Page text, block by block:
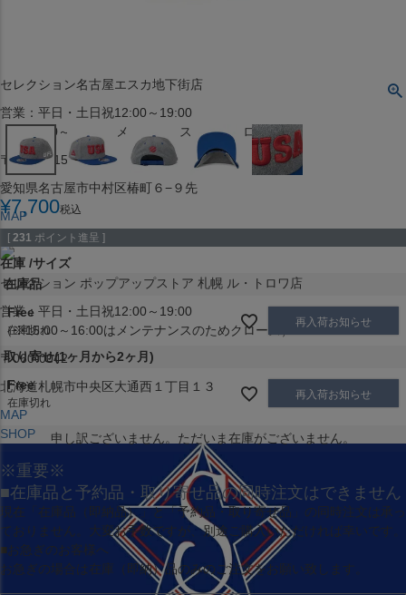
セレクション名古屋エスカ地下街店
営業：平日・土日祝12:00～19:00
（※15:00～16:00はメンテナンスのためクローズ）
〒453-0015
愛知県名古屋市中村区椿町６−９先
MAP
SHOP
セレクション ポップアップストア 札幌 ル・トロワ店
営業：平日・土日祝12:00～19:00
（※15:00～16:00はメンテナンスのためクローズ）
〒060-0042
北海道札幌市中央区大通西１丁目１３
MAP
SHOP
¥7,700税込
[ 231 ポイント進呈 ]
在庫 サイズ
在庫品
Free
在庫切れ
再入荷お知らせ
取り寄せ(1ヶ月から2ヶ月)
Free
在庫切れ
再入荷お知らせ
申し訳ございません。ただいま在庫がございません。
※重要※
■在庫品と予約品・取り寄せ品の同時注文はできません
現在 「在庫品（即納品）」と「予約品・取り寄せ品」 の同時注文は承っ
ておりません。大変お手数ですが、別途ご購入いただければ幸いです。
■お急ぎのお客様へ
お急ぎの場合は 在庫（即納）品のみのご注文をお願い致します。